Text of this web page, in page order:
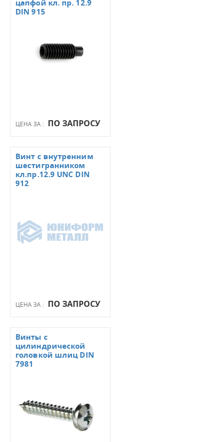
ЦЕНА ЗА : ПО ЗАПРОСУ
цапфой кл. пр. 12.9
DIN 915
ЦЕНА ЗА : ПО ЗАПРОСУ
Винт с внутренним
шестигранником
кл.пр.12.9 UNC DIN
912
Винты с
цилиндрической
головкой шлиц DIN
7981